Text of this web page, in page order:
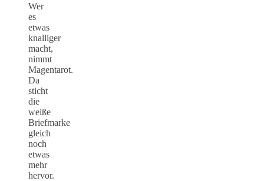
Wer
es
etwas
knalliger
macht,
nimmt
Magentarot.
Da
sticht
die
weiße
Briefmarke
gleich
noch
etwas
mehr
hervor.